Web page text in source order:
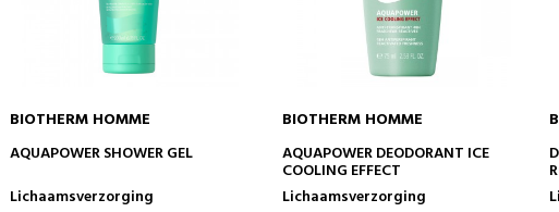
IN WINKELWAGEN
BIOTHERM HOMME
AQUAPOWER DEODORANT ICE
Lichaamsverzorging
IN WINKELWAGEN
BIOTHERM HOMME
DAY CONTROL 72H DEODORANT
ROLL-ON
Lichaamsverzorging